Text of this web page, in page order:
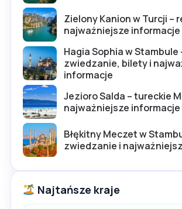
Zielony Kanion w Turcji –
najważniejsze informacje
Hagia Sophia w Stambule
zwiedzanie, bilety i
informacje
Jezioro Salda – tureckie
najważniejsze informacje
Błękitny Meczet w
zwiedzanie i
Najtańsze kraje